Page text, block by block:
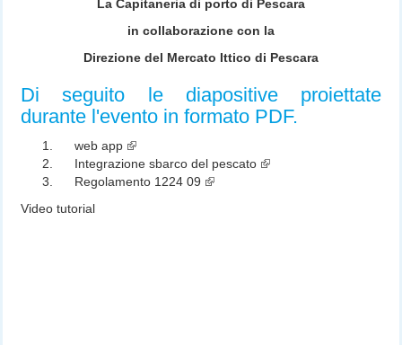
La Capitaneria di porto di Pescara
in collaborazione con la
Direzione del Mercato Ittico di Pescara
Di seguito le diapositive proiettate
durante l'evento in formato PDF.
web app
Integrazione sbarco del pescato
Regolamento 1224 09
Video tutorial